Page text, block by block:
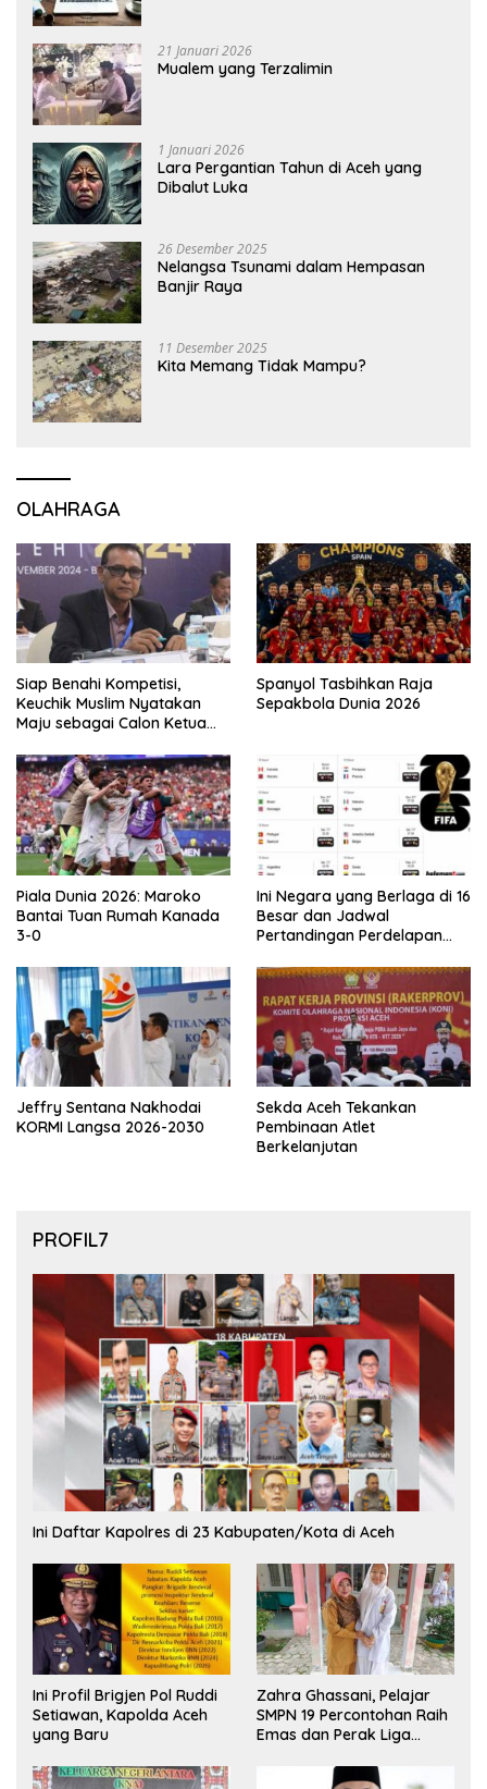
21 Januari 2026
Mualem yang Terzalimin
1 Januari 2026
Lara Pergantian Tahun di Aceh yang
Dibalut Luka
26 Desember 2025
Nelangsa Tsunami dalam Hempasan
Banjir Raya
11 Desember 2025
Kita Memang Tidak Mampu?
OLAHRAGA
Siap Benahi Kompetisi,
Keuchik Muslim Nyatakan
Maju sebagai Calon Ketua
Spanyol Tasbihkan Raja
Sepakbola Dunia 2026
Piala Dunia 2026: Maroko
Bantai Tuan Rumah Kanada
3-0
Ini Negara yang Berlaga di 16
Besar dan Jadwal
Pertandingan Perdelapan
Jeffry Sentana Nakhodai
KORMI Langsa 2026-2030
Sekda Aceh Tekankan
Pembinaan Atlet
Berkelanjutan
PROFIL7
Ini Daftar Kapolres di 23 Kabupaten/Kota di Aceh
Ini Profil Brigjen Pol Ruddi
Setiawan, Kapolda Aceh
yang Baru
Zahra Ghassani, Pelajar
SMPN 19 Percontohan Raih
Emas dan Perak Liga